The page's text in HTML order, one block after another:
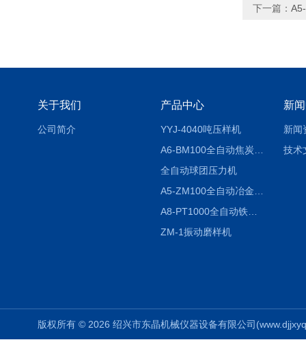
下一篇：
关于我们
公司简介
产品中心
YYJ-4040吨压样机
A6-BM100全自动焦炭制球系统
全自动球团压力机
A8-PT1000全自动铁矿球团抗压强度试验机
ZM-1振动磨样机
新
新闻
技术
版权所有 © 2026 绍兴市东晶机械仪器设备有限公司